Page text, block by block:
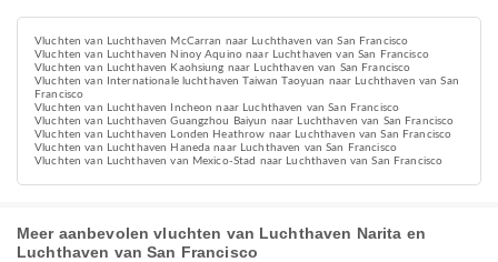
Vluchten van Luchthaven McCarran naar Luchthaven van San Francisco
Vluchten van Luchthaven Ninoy Aquino naar Luchthaven van San Francisco
Vluchten van Luchthaven Kaohsiung naar Luchthaven van San Francisco
Vluchten van Internationale luchthaven Taiwan Taoyuan naar Luchthaven van San
Francisco
Vluchten van Luchthaven Incheon naar Luchthaven van San Francisco
Vluchten van Luchthaven Guangzhou Baiyun naar Luchthaven van San Francisco
Vluchten van Luchthaven Londen Heathrow naar Luchthaven van San Francisco
Vluchten van Luchthaven Haneda naar Luchthaven van San Francisco
Vluchten van Luchthaven van Mexico-Stad naar Luchthaven van San Francisco
Meer aanbevolen vluchten van Luchthaven Narita en
Luchthaven van San Francisco